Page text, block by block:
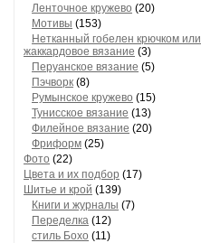
Ленточное кружево (20)
Мотивы (153)
Нетканный гобелен крючком или
жаккардовое вязание (3)
Перуанское вязание (5)
Пэчворк (8)
Румынское кружево (15)
Тунисское вязание (13)
Филейное вязание (20)
Фриформ (25)
Фото (22)
Цвета и их подбор (17)
Шитье и крой (139)
Книги и журналы (7)
Переделка (12)
стиль Бохо (11)